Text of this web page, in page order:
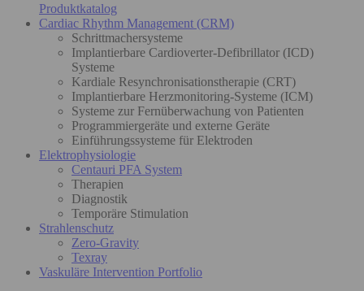
Produktkatalog
Cardiac Rhythm Management (CRM)
Schrittmachersysteme
Implantierbare Cardioverter-Defibrillator (ICD)
Systeme
Kardiale Resynchronisationstherapie (CRT)
Implantierbare Herzmonitoring-Systeme (ICM)
Systeme zur Fernüberwachung von Patienten
Programmiergeräte und externe Geräte
Einführungssysteme für Elektroden
Elektrophysiologie
Centauri PFA System
Therapien
Diagnostik
Temporäre Stimulation
Strahlenschutz
Zero-Gravity
Texray
Vaskuläre Intervention Portfolio